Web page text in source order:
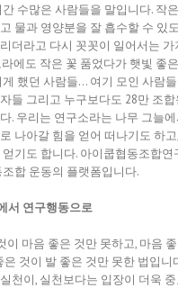
수많은 사람들을 말입니다. 작
물과 영양분을 잘 흡수할 수 있
더라고 다시 꼿꼿이 일어서는
에도 작은 꽃 품었다가 햇빛 좋
게 했던 사람들… 여기 모인 사람
들 그리고 누구보다도 28만 조
. 우리는 연구소라는 나무 그늘
나아갈 힘을 얻어 떠나기도 하
기도 합니다. 아이쿱협동조합연
합 운동의 플랫폼입니다.
서 연구행동으로
이 마음 좋은 것만 못하고, 마음
은 것이 발 좋은 것만 못한 법입니
천이, 실천보다는 입장이 더욱